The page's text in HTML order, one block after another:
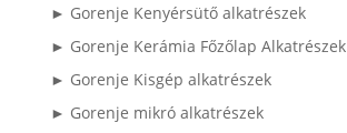
► Gorenje Kenyérsütő alkatrészek
► Gorenje Kerámia Főzőlap Alkatrészek
► Gorenje Kisgép alkatrészek
► Gorenje mikró alkatrészek